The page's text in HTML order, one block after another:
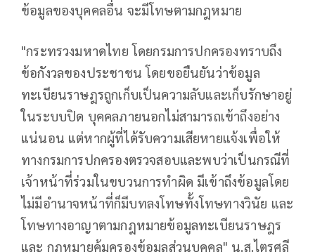
ข้อมูลของบุคคลอื่น จะมีโทษตามกฎหมาย
"กระทรวงมหาดไทย โดยกรมการปกครองทราบถึง
ข้อกังวลของประชาชน โดยขอยืนยันว่าข้อมูล
ทะเบียนราษฎรถูกเก็บเป็นความลับและเก็บรักษาอยู่
ในระบบปิด บุคคลภายนอกไม่สามารถเข้าถึงอย่าง
แน่นอน แต่หากผู้ที่ได้รับความเสียหายแจ้งเพื่อให้
ทางกรมการปกครองตรวจสอบและพบว่าเป็นกรณีที่
เจ้าหน้าที่ร่วมในขบวนการทำผิด มีเข้าถึงข้อมูลโดย
ไม่มีอำนาจหน้าที่ก็มีบทลงโทษทั้งโทษทางวินัย และ
โทษทางอาญาตามกฎหมายข้อมูลทะเบียนราษฎร
และ กฎหมายคุ้มครองข้อมูลส่วนบุคคล" น.ส.ไตรศุลี